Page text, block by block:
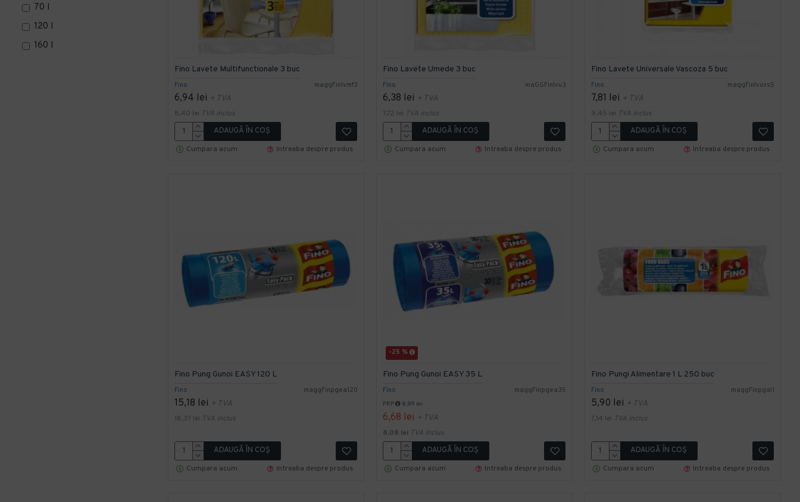
70 l
120 l
160 l
Fino maggFinlvmf3
Fino Lavete Multifunctionale 3 buc
6,94 lei + TVA
8,40 lei TVA inclus
ADAUGĂ ÎN COŞ
Cumpara acum
Intreaba despre produs
Fino maGGFinlvu3
Fino Lavete Umede 3 buc
6,38 lei + TVA
7,72 lei TVA inclus
ADAUGĂ ÎN COŞ
Cumpara acum
Intreaba despre produs
Fino maggFinlvuvs5
Fino Lavete Universale Vascoza 5 buc
7,81 lei + TVA
9,45 lei TVA inclus
ADAUGĂ ÎN COŞ
Cumpara acum
Intreaba despre produs
Fino maggFinpgea120
Fino Pung Gunoi EASY 120 L
15,18 lei + TVA
18,37 lei TVA inclus
ADAUGĂ ÎN COŞ
Cumpara acum
Intreaba despre produs
-25 %
Fino maggFinpgea35
Fino Pung Gunoi EASY 35 L
PRP 8,89 lei
6,68 lei + TVA
8,08 lei TVA inclus
ADAUGĂ ÎN COŞ
Cumpara acum
Intreaba despre produs
Fino maggFinpgal1
Fino Pungi Alimentare 1 L 250 buc
5,90 lei + TVA
7,14 lei TVA inclus
ADAUGĂ ÎN COŞ
Cumpara acum
Intreaba despre produs